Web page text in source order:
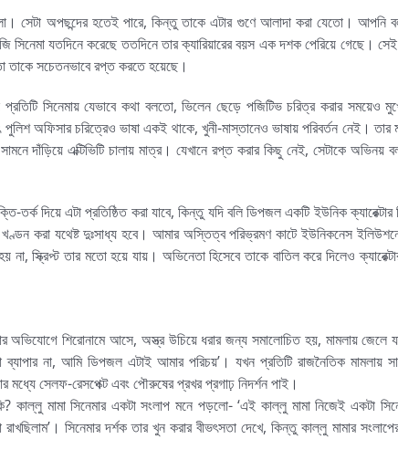
সেটা অপছন্দের হতেই পারে, কিন্তু তাকে এটার গুণে আলাদা করা যেতো। আপনি
সিনেমা যতদিনে করেছে ততদিনে তার ক্যারিয়ারের বয়স এক দশক পেরিয়ে গেছে।
তাকে সচেতনভাবে রপ্ত করতে হয়েছে।
সিনেমায় যেভাবে কথা বলতো, ভিলেন ছেড়ে পজিটিভ চরিত্র করার সময়েও
পুলিশ অফিসার চরিত্রেও ভাষা একই থাকে, খুনী-মাস্তানেও ভাষায় পরিবর্তন নেই। তার
দাঁড়িয়ে এক্টিভিটি চালায় মাত্র। যেখানে রপ্ত করার কিছু নেই, সেটাকে অভিনয়
দিয়ে এটা প্রতিষ্ঠিত করা যাবে, কিন্তু যদি বলি ডিপজল একটি ইউনিক ক্যারেক্টার
খণ্ডন করা যথেষ্ট দুঃসাধ্য হবে। আমার অস্তিত্ব পরিভ্রমণ কাটে ইউনিকনেস
স্ক্রিপ্ট তার মতো হয়ে যায়। অভিনেতা হিসেবে তাকে বাতিল করে দিলেও
শিরোনামে আসে, অস্ত্র উচিয়ে ধরার জন্য সমালোচিত হয়, মামলায় জেলে
না, আমি ডিপজল এটাই আমার পরিচয়’। যখন প্রতিটি রাজনৈতিক মামলায়
মধ্যে সেলফ-রেসপেক্ট এবং পৌরুষের প্রখর প্রগাঢ় নিদর্শন পাই।
কাল্লু মামা সিনেমার একটা সংলাপ মনে পড়লো- ‘এই কাল্লু মামা নিজেই একটা
রাখছিলাম’। সিনেমার দর্শক তার খুন করার বীভৎসতা দেখে, কিন্তু কাল্লু মামার